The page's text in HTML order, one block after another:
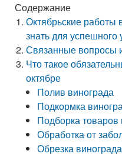
Содержание
Октябрьские работы
знать для успешного
Связанные вопросы
Что такое
октябре
Полив винограда
Подкормка
Подборка
Обработка от
Обрезка винограда